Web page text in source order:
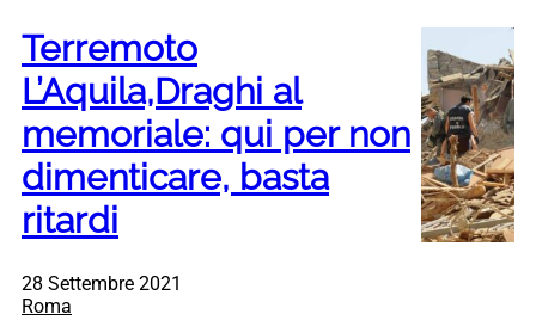
Terremoto
L’Aquila,Draghi al
memoriale: qui per non
dimenticare, basta
ritardi
28 Settembre 2021
Roma